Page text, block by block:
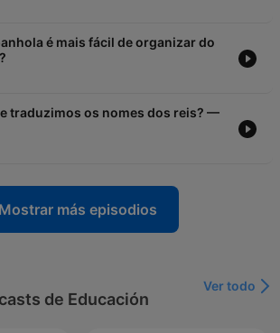
é mais fácil de organizar do
traduzimos os nomes dos reis? —
Mostrar más episodios
de Educación
Ver todo